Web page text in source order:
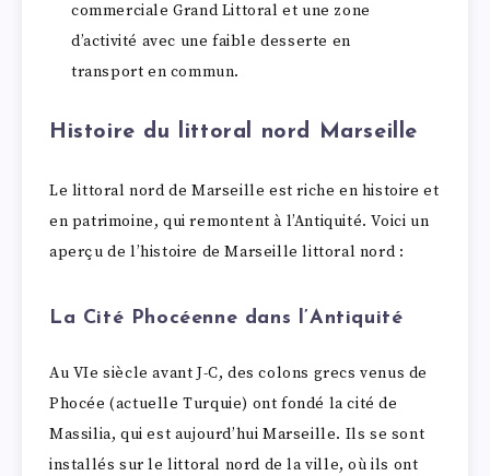
commerciale Grand Littoral et une zone
d’activité avec une faible desserte en
transport en commun.
Histoire du littoral nord Marseille
Le littoral nord de Marseille est riche en histoire et
en patrimoine, qui remontent à l’Antiquité. Voici un
aperçu de l’histoire de Marseille littoral nord :
La Cité Phocéenne dans l’Antiquité
Au VIe siècle avant J-C, des colons grecs venus de
Phocée (actuelle Turquie) ont fondé la cité de
Massilia, qui est aujourd’hui Marseille. Ils se sont
installés sur le littoral nord de la ville, où ils ont